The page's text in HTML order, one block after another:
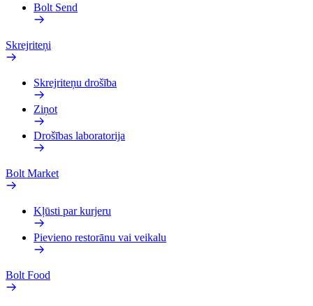
Bolt Send
Skrejriteņi
Skrejriteņu drošība
Ziņot
Drošības laboratorija
Bolt Market
Kļūsti par kurjeru
Pievieno restorānu vai veikalu
Bolt Food